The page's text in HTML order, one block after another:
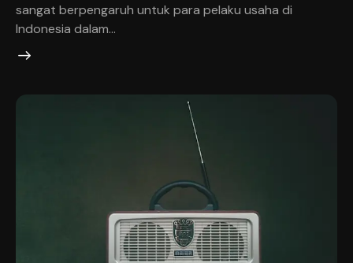
sangat berpengaruh untuk para pelaku usaha di
Indonesia dalam…